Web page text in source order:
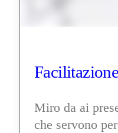
Miro da ai
che servono